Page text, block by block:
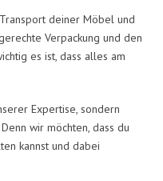
deiner Möbel und
Verpackung und den
es ist, dass alles am
Expertise, sondern
wir möchten, dass du
kannst und dabei